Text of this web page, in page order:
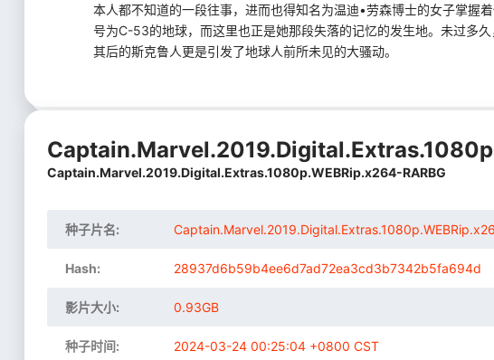
本人都不知道的一段往事，进而也得知名为温迪•劳森博士的女子掌握
号为C-53的地球，而这里也正是她那段失落的记忆的发生地。未过多
其后的斯克鲁人更是引发了地球人前所未见的大骚动。
Captain.Marvel.2019.Digital.Extras.1080p.WEBRip.x264-RARBG
种子片名:
Hash: 28937d6b59b4ee6d7ad72ea3cd3b7342b5fa694d
影片大小: 0.93GB
种子时间: 2024-03-24 00:25:04 +0800 CST